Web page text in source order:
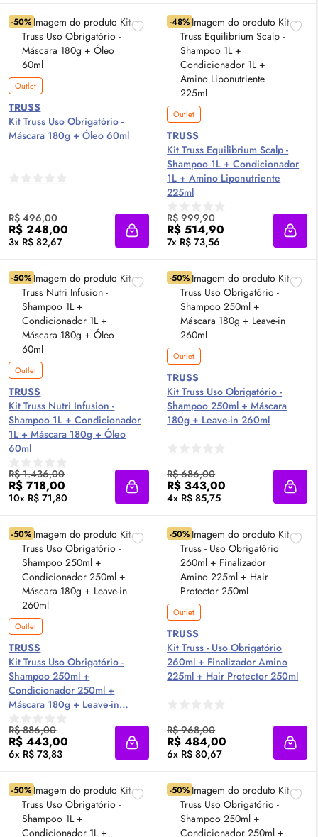
-50%
Outlet
TRUSS
Kit Truss Uso Obrigatório -
Máscara 180g + Óleo 60ml
R$ 496,00
R$ 248,00
3x R$ 82,67 Adicionar à sacola
-48%
Outlet
TRUSS
Kit Truss Equilibrium Scalp -
Shampoo 1L + Condicionador
1L + Amino Liponutriente
225ml
R$ 999,90
R$ 514,90
7x R$ 73,56
-50%
Outlet
TRUSS
Kit Truss Nutri Infusion -
Shampoo 1L + Condicionador
1L + Máscara 180g + Óleo
60ml
R$ 1.436,00
R$ 718,00
10x R$ 71,80 Adicionar à sacola
-50%
Outlet
TRUSS
Kit Truss Uso Obrigatório -
Shampoo 250ml + Máscara
180g + Leave-in 260ml
R$ 686,00
R$ 343,00
4x R$ 85,75
-50%
Outlet
TRUSS
Kit Truss Uso Obrigatório -
Shampoo 250ml +
Condicionador 250ml +
Máscara 180g + Leave-in
R$ 886,00
R$ 443,00
6x R$ 73,83 Adicionar à sacola
-50%
Outlet
TRUSS
Kit Truss - Uso Obrigatório
260ml + Finalizador Amino
225ml + Hair Protector 250ml
R$ 968,00
R$ 484,00
6x R$ 80,67
-50% -50%